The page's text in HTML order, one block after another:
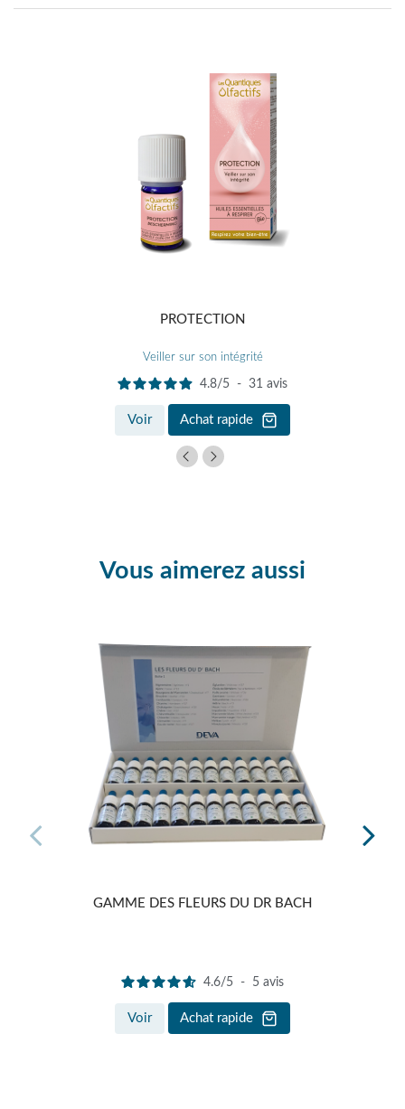
PROTECTION
Veiller sur son intégrité
4.8/5 - 31 avis
Voir Achat rapide
Vous aimerez aussi
GAMME DES FLEURS DU DR BACH
4.6/5 - 5 avis
Voir Achat rapide